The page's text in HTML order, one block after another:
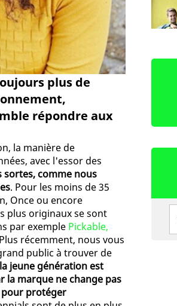
plus de
répondre aux
la manière de
avec l'essor des
sortes, comme nous
. Pour les moins de 35
Once ou encore
plus originaux se sont
par exemple Pickable,
récemment, nous vous
public à trouver de
jeune génération est
la marque ne change pas
pour protéger